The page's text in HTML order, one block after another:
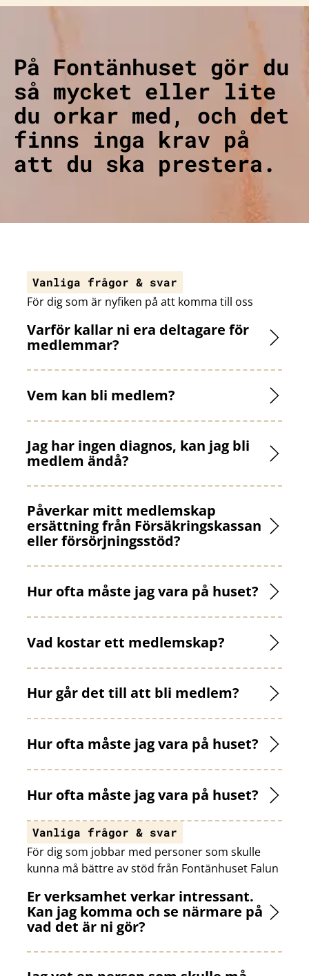
På Fontänhuset gör du
så mycket eller lite
du orkar med, och det
finns inga krav på
att du ska prestera.
Vanliga frågor & svar
För dig som är nyfiken på att komma till oss
Varför kallar ni era deltagare för
medlemmar?
Vem kan bli medlem?
Jag har ingen diagnos, kan jag bli
medlem ändå?
Påverkar mitt medlemskap
ersättning från Försäkringskassan
eller försörjningsstöd?
Hur ofta måste jag vara på huset?
Vad kostar ett medlemskap?
Hur går det till att bli medlem?
Hur ofta måste jag vara på huset?
Hur ofta måste jag vara på huset?
Vanliga frågor & svar
För dig som jobbar med personer som skulle
kunna må bättre av stöd från Fontänhuset Falun
Er verksamhet verkar intressant.
Kan jag komma och se närmare på
vad det är ni gör?